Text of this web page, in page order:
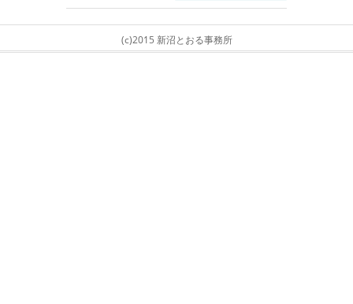
(c)2015 新沼とおる事務所